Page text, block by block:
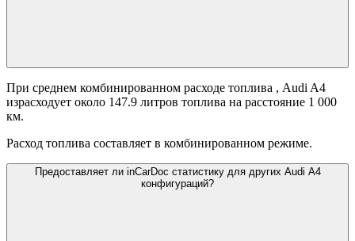
При среднем комбинированном расходе топлива , Audi A4
израсходует около 147.9 литров топлива на расстояние 1 000
км.
Расход топлива составляет в комбинированном режиме.
Предоставляет ли inCarDoc статистику для других Audi A4
конфигураций?